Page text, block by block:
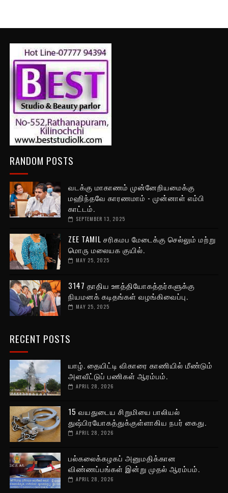
RANDOM POSTS
வடக்கு மாகாணம் முன்னேறியமைக்கு
மஹிந்தவே காரணமாம் - முன்னாள் எம்பி
காட்டம்.
SEPTEMBER 13, 2025
ZEE TAMIL சரிகமப மேடைக்கு செல்லும் மற்று
மொரு மலையக குயில்.
MAY 25, 2025
3147 தாதிய ஊத்தியோகத்தர்களுக்கு
நியமனக் கடிதங்கள் வழங்கிவைப்பு.
MAY 25, 2025
RECENT POSTS
யாழ். தையிட்டி விகாரை காணியில் மீண்டும்
அளவீட்டுப் பணிகள் ஆரம்பம்.
APRIL 28, 2026
15 வயதுடைய சிறுமியை பாலியல்
துஷ்பிரயோகத்துக்குள்ளாகிய நபர் கைது.
APRIL 28, 2026
பல்கலைக்கழகப் அனுமதிக்கான
விண்ணப்பங்கள் இன்று முதல் ஆரம்பம்.
APRIL 28, 2026